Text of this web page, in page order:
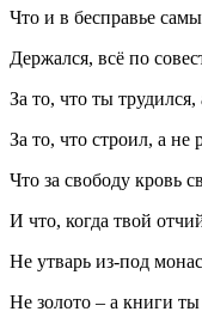
Что и в бесправье
Держался, всё по
За то, что ты трудился,
За то, что строил, а
Что за свободу кровь
И что, когда твой
Не утварь из-под
Не золото – а книги